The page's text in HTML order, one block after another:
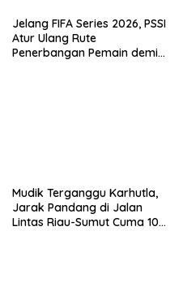
Jelang FIFA Series 2026, PSSI
Atur Ulang Rute
Penerbangan Pemain demi
Mudik Terganggu Karhutla,
Jarak Pandang di Jalan
Lintas Riau-Sumut Cuma 10